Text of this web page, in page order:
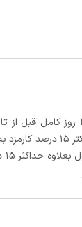
در صورتی که رزرو، حداقل 3
صورتحساب پس از کسر